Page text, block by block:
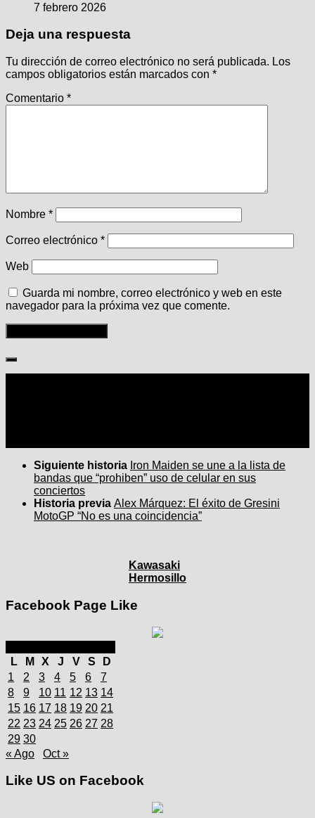
7 febrero 2026
Deja una respuesta
Tu dirección de correo electrónico no será publicada. Los
campos obligatorios están marcados con *
Comentario *
Nombre *
Correo electrónico *
Web
Guarda mi nombre, correo electrónico y web en este
navegador para la próxima vez que comente.
Siguiente historia Iron Maiden se une a la lista de
bandas que “prohiben” uso de celular en sus
conciertos
Historia previa Alex Márquez: El éxito de Gresini
MotoGP “No es una coincidencia”
Kawasaki
Hermosillo
Facebook Page Like
L
M X J V S
D
1
2 3 4 5 6
7
8
9 10 11 12 13 14
15 16 17 18 19 20 21
22 23 24 25 26 27 28
29 30
« Ago
Oct »
Like US on Facebook